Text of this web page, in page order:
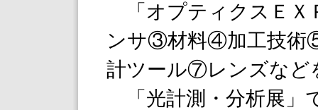
「オプティクスＥ
ンサ③材料④加工技術
計ツール⑦レンズなど
「光計測・分析展」